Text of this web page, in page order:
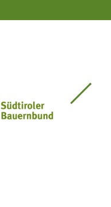
Südtiroler Bauernbund